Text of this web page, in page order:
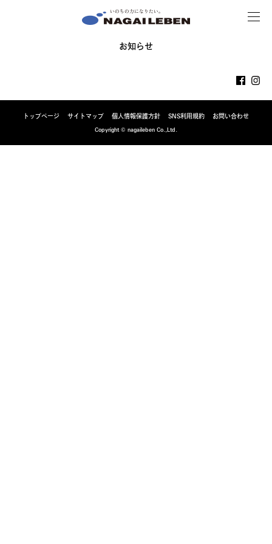
MENU
お知らせ
トップページ サイトマップ 個人情報保護方針 SNS利用規約
お問い合わせ
Copyright © nagaileben Co.,Ltd.